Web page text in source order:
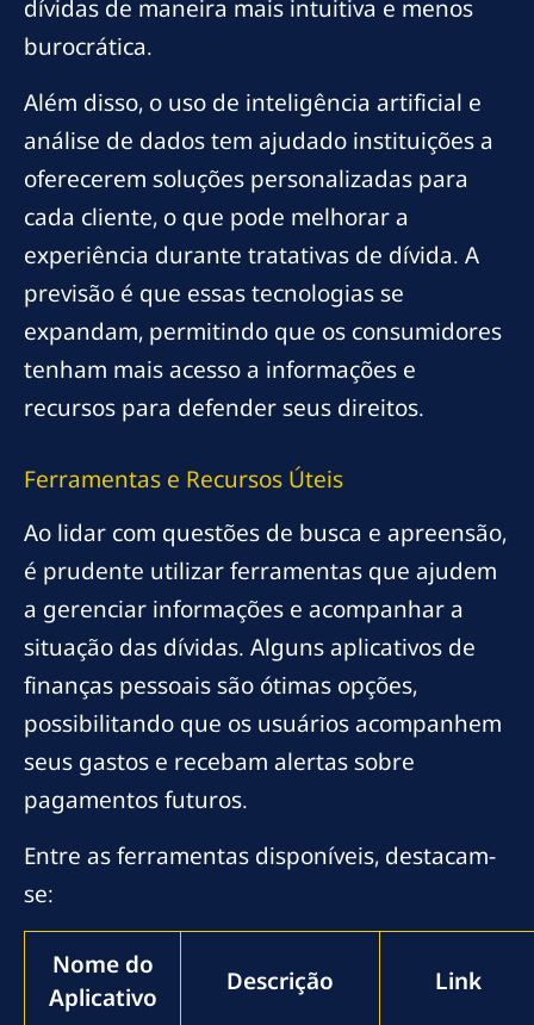
dívidas de maneira mais intuitiva e menos
burocrática.
Além disso, o uso de inteligência artificial e
análise de dados tem ajudado instituições a
oferecerem soluções personalizadas para
cada cliente, o que pode melhorar a
experiência durante tratativas de dívida. A
previsão é que essas tecnologias se
expandam, permitindo que os consumidores
tenham mais acesso a informações e
recursos para defender seus direitos.
Ferramentas e Recursos Úteis
Ao lidar com questões de busca e apreensão,
é prudente utilizar ferramentas que ajudem
a gerenciar informações e acompanhar a
situação das dívidas. Alguns aplicativos de
finanças pessoais são ótimas opções,
possibilitando que os usuários acompanhem
seus gastos e recebam alertas sobre
pagamentos futuros.
Entre as ferramentas disponíveis, destacam-
se:
Nome do
Aplicativo
Descrição Link